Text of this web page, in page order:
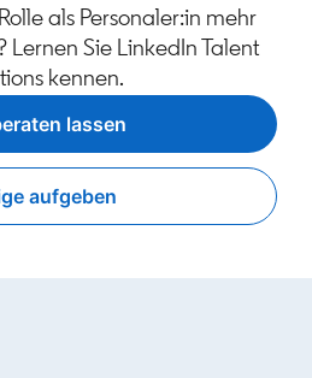
als Personaler:in mehr
Sie LinkedIn Talent
kennen.
lassen
aufgeben